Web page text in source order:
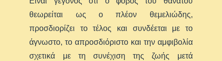
θεωρείται ως ο πλέον θεμελιώδης,
προσδιορίζει το τέλος και συνδέεται με το
άγνωστο, το απροσδιόριστο και την αμφιβολία
σχετικά με τη συνέχιση της ζωής μετά